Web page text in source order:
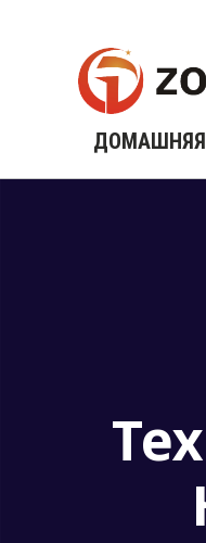
содержимому
ДОМАШНЯЯ